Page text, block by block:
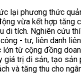
lại phương thức
vừa kết hợp tăng
di tích. Nghiên cứu
- tư, liên danh
lớn từ cộng đồng
giá trị di sản, tạo sản
và tăng thu cho